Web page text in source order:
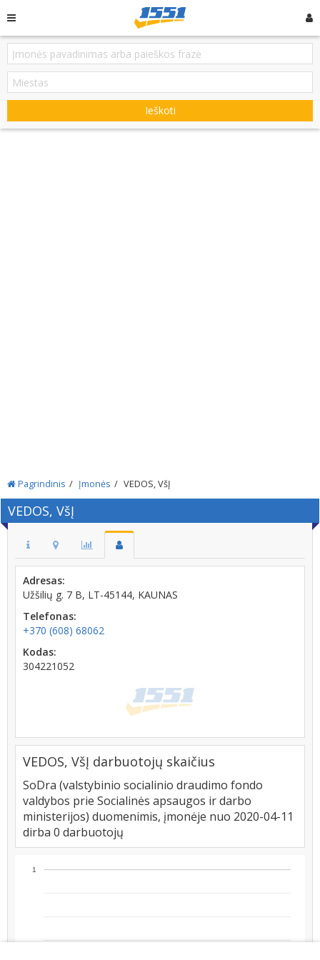
Ieškoti
Pagrindinis Įmonės VEDOS, VšĮ
VEDOS, VšĮ
Adresas:
Užšilių g. 7 B, LT-45144, KAUNAS
Telefonas:
+370 (608) 68062
Kodas:
304221052
VEDOS, VšĮ darbuotojų skaičius
SoDra (valstybinio socialinio draudimo fondo
valdybos prie Socialinės apsaugos ir darbo
ministerijos) duomenimis, įmonėje nuo 2020-04-11
dirba 0 darbuotojų
1